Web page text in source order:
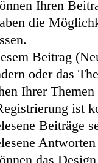
Ihren
die
Beitrag
oder das
Ihrer
ist
Beiträge
das